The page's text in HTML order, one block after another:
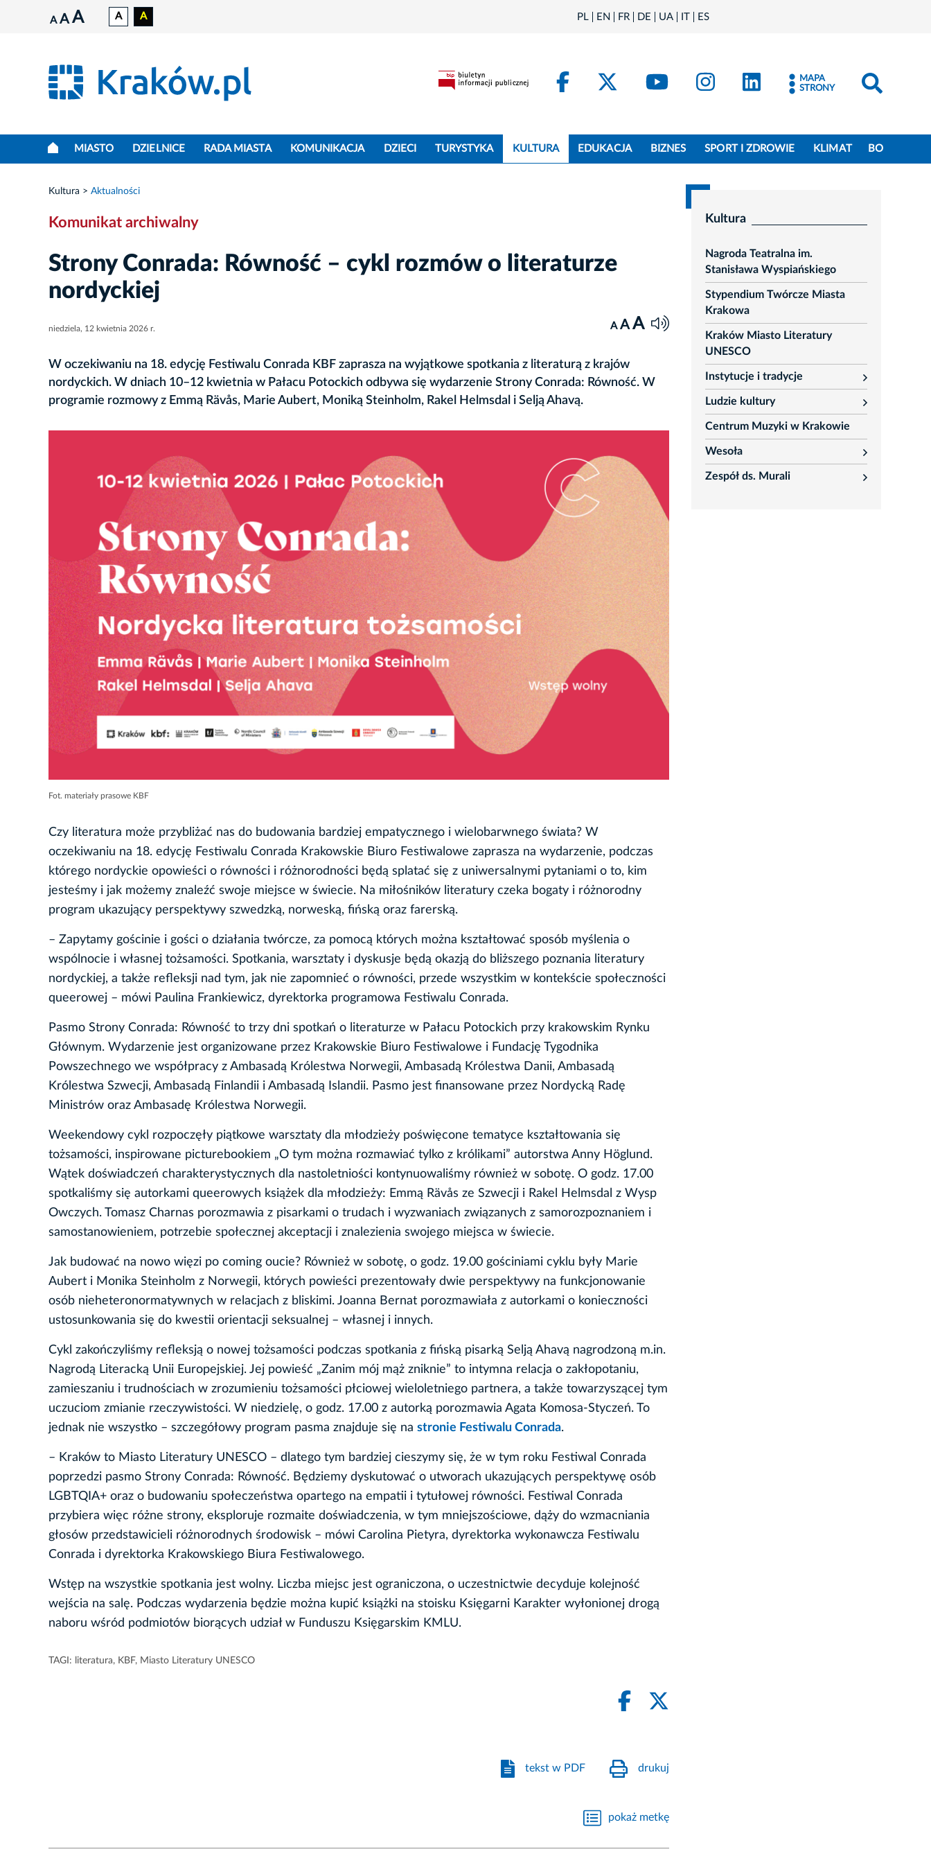
A A A A A PL EN FR DE UA IT ES
FacebookKraków - X
Kraków - YouTube
Kraków - Instagram
Kraków - LinkedIn
MAPA
STRONY
MIASTO DZIELNICE RADA MIASTA KOMUNIKACJA DZIECI TURYSTYKA KULTURA EDUKACJA BIZNES SPORT I ZDROWIE KLIMAT BO
Kultura Aktualności
Komunikat archiwalny
Strony Conrada: Równość – cykl rozmów o literaturze
nordyckiej
niedziela, 12 kwietnia 2026 r. A A A
W oczekiwaniu na 18. edycję Festiwalu Conrada KBF zaprasza na wyjątkowe spotkania z literaturą z krajów
nordyckich. W dniach 10–12 kwietnia w Pałacu Potockich odbywa się wydarzenie Strony Conrada: Równość. W
programie rozmowy z Emmą Rävås, Marie Aubert, Moniką Steinholm, Rakel Helmsdal i Selją Ahavą.
Fot. materiały prasowe KBF
Czy literatura może przybliżać nas do budowania bardziej empatycznego i wielobarwnego świata? W
oczekiwaniu na 18. edycję Festiwalu Conrada Krakowskie Biuro Festiwalowe zaprasza na wydarzenie, podczas
którego nordyckie opowieści o równości i różnorodności będą splatać się z uniwersalnymi pytaniami o to, kim
jesteśmy i jak możemy znaleźć swoje miejsce w świecie. Na miłośników literatury czeka bogaty i różnorodny
program ukazujący perspektywy szwedzką, norweską, fińską oraz farerską.
– Zapytamy gościnie i gości o działania twórcze, za pomocą których można kształtować sposób myślenia o
wspólnocie i własnej tożsamości. Spotkania, warsztaty i dyskusje będą okazją do bliższego poznania literatury
nordyckiej, a także refleksji nad tym, jak nie zapomnieć o równości, przede wszystkim w kontekście społeczności
queerowej – mówi Paulina Frankiewicz, dyrektorka programowa Festiwalu Conrada.
Pasmo Strony Conrada: Równość to trzy dni spotkań o literaturze w Pałacu Potockich przy krakowskim Rynku
Głównym. Wydarzenie jest organizowane przez Krakowskie Biuro Festiwalowe i Fundację Tygodnika
Powszechnego we współpracy z Ambasadą Królestwa Norwegii, Ambasadą Królestwa Danii, Ambasadą
Królestwa Szwecji, Ambasadą Finlandii i Ambasadą Islandii. Pasmo jest finansowane przez Nordycką Radę
Ministrów oraz Ambasadę Królestwa Norwegii.
Weekendowy cykl rozpoczęły piątkowe warsztaty dla młodzieży poświęcone tematyce kształtowania się
tożsamości, inspirowane picturebookiem „O tym można rozmawiać tylko z królikami” autorstwa Anny Höglund.
Wątek doświadczeń charakterystycznych dla nastoletniości kontynuowaliśmy również w sobotę. O godz. 17.00
spotkaliśmy się autorkami queerowych książek dla młodzieży: Emmą Rävås ze Szwecji i Rakel Helmsdal z Wysp
Owczych. Tomasz Charnas porozmawia z pisarkami o trudach i wyzwaniach związanych z samorozpoznaniem i
samostanowieniem, potrzebie społecznej akceptacji i znalezienia swojego miejsca w świecie.
Jak budować na nowo więzi po coming oucie? Również w sobotę, o godz. 19.00 gościniami cyklu były Marie
Aubert i Monika Steinholm z Norwegii, których powieści prezentowały dwie perspektywy na funkcjonowanie
osób nieheteronormatywnych w relacjach z bliskimi. Joanna Bernat porozmawiała z autorkami o konieczności
ustosunkowania się do kwestii orientacji seksualnej – własnej i innych.
Cykl zakończyliśmy refleksją o nowej tożsamości podczas spotkania z fińską pisarką Selją Ahavą nagrodzoną m.in.
Nagrodą Literacką Unii Europejskiej. Jej powieść „Zanim mój mąż zniknie” to intymna relacja o zakłopotaniu,
zamieszaniu i trudnościach w zrozumieniu tożsamości płciowej wieloletniego partnera, a także towarzyszącej tym
uczuciom zmianie rzeczywistości. W niedzielę, o godz. 17.00 z autorką porozmawia Agata Komosa-Styczeń. To
jednak nie wszystko – szczegółowy program pasma znajduje się na stronie Festiwalu Conrada.
– Kraków to Miasto Literatury UNESCO – dlatego tym bardziej cieszymy się, że w tym roku Festiwal Conrada
poprzedzi pasmo Strony Conrada: Równość. Będziemy dyskutować o utworach ukazujących perspektywę osób
LGBTQIA+ oraz o budowaniu społeczeństwa opartego na empatii i tytułowej równości. Festiwal Conrada
przybiera więc różne strony, eksploruje rozmaite doświadczenia, w tym mniejszościowe, dąży do wzmacniania
głosów przedstawicieli różnorodnych środowisk – mówi Carolina Pietyra, dyrektorka wykonawcza Festiwalu
Conrada i dyrektorka Krakowskiego Biura Festiwalowego.
Wstęp na wszystkie spotkania jest wolny. Liczba miejsc jest ograniczona, o uczestnictwie decyduje kolejność
wejścia na salę. Podczas wydarzenia będzie można kupić książki na stoisku Księgarni Karakter wyłonionej drogą
naboru wśród podmiotów biorących udział w Funduszu Księgarskim KMLU.
TAGI: literatura, KBF, Miasto Literatury UNESCO
tekst w PDF drukuj
pokaż metkę
Kultura
Nagroda Teatralna im.
Stanisława Wyspiańskiego
Stypendium Twórcze Miasta
Krakowa
Kraków Miasto Literatury
UNESCO
Instytucje i tradycje
rozwiń
Ludzie kultury
rozwiń
Centrum Muzyki w Krakowie
Wesoła
rozwiń
Zespół ds. Murali
rozwiń